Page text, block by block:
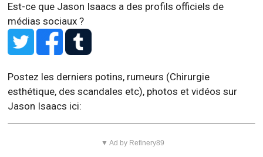
Est-ce que Jason Isaacs a des profils officiels de
médias sociaux ?
Postez les derniers potins, rumeurs (Chirurgie
esthétique, des scandales etc), photos et vidéos sur
Jason Isaacs ici:
▼ Ad by Refinery89